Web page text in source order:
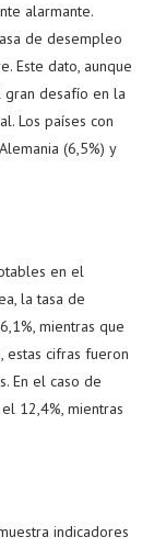
alarmante.
de desempleo
Este dato, aunque
desafío en la
Los países con
(6,5%) y
en el
la tasa de
mientras que
estas cifras fueron
En el caso de
12,4%, mientras
indicadores